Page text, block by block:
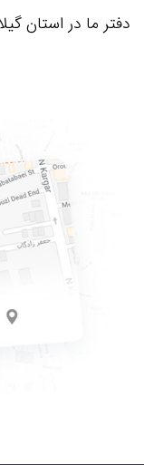
دفتر ما در استان